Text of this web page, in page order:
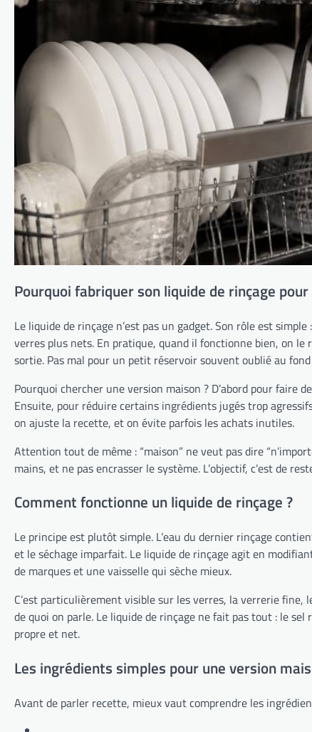
Pourquoi fabriquer son liquide de rinçage
Le liquide de rinçage n’est pas un gadget. Son rôle est
verres plus nets. En pratique, quand il fonctionne bien, on le
sortie. Pas mal pour un petit réservoir souvent oublié au
Pourquoi chercher une version maison ? D’abord pour faire
Ensuite, pour réduire certains ingrédients jugés trop
on ajuste la recette, et on évite parfois les achats inutiles.
Attention tout de même : “maison” ne veut pas dire
mains, et ne pas encrasser le système. L’objectif, c’est de
Comment fonctionne un liquide de rinçage ?
Le principe est plutôt simple. L’eau du dernier rinçage
et le séchage imparfait. Le liquide de rinçage agit en
de marques et une vaisselle qui sèche mieux.
C’est particulièrement visible sur les verres, la verrerie fine,
de quoi on parle. Le liquide de rinçage ne fait pas tout : le
propre et net.
Les ingrédients simples pour une version
Avant de parler recette, mieux vaut comprendre les